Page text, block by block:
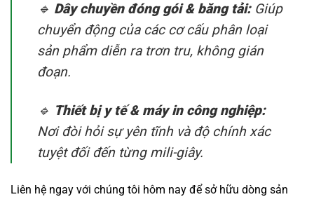
🔹 Dây chuyền đóng gói & băng tải:Giúp
chuyển động của các cơ cấu phân loại
sản phẩm diễn ra trơn tru, không gián
đoạn.
🔹 Thiết bị y tế & máy in công nghiệp:
Nơi đòi hỏi sự yên tĩnh và độ chính xác
tuyệt đối đến từng mili-giây.
Liên hệ ngay với chúng tôi hôm nay để sở hữu dòng sản